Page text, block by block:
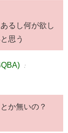
るし何が欲し
思う
：
か無いの？